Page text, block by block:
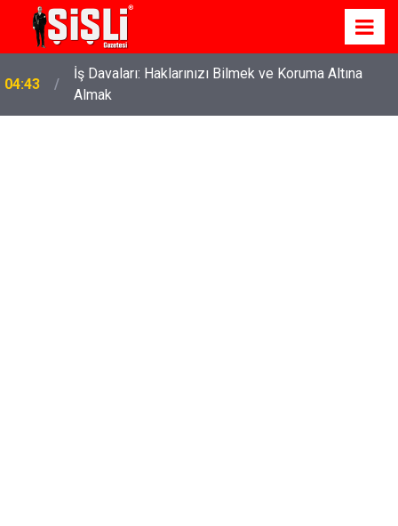
04:43
İş Davaları: Haklarınızı Bilmek ve Koruma Altına
Almak